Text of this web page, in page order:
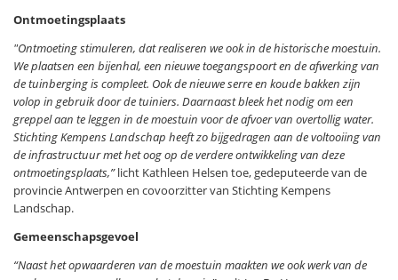
Ontmoetingsplaats
"Ontmoeting stimuleren, dat realiseren we ook in de historische moestuin.
We plaatsen een bijenhal, een nieuwe toegangspoort en de afwerking van
de tuinberging is compleet. Ook de nieuwe serre en koude bakken zijn
volop in gebruik door de tuiniers. Daarnaast bleek het nodig om een
greppel aan te leggen in de moestuin voor de afvoer van overtollig water.
Stichting Kempens Landschap heeft zo bijgedragen aan de voltooiing van
de infrastructuur met het oog op de verdere ontwikkeling van deze
ontmoetingsplaats,”licht Kathleen Helsen toe, gedeputeerde van de
provincie Antwerpen en covoorzitter van Stichting Kempens
Landschap.
Gemeenschapsgevoel
“Naast het opwaarderen van de moestuin maakten we ook werk van de